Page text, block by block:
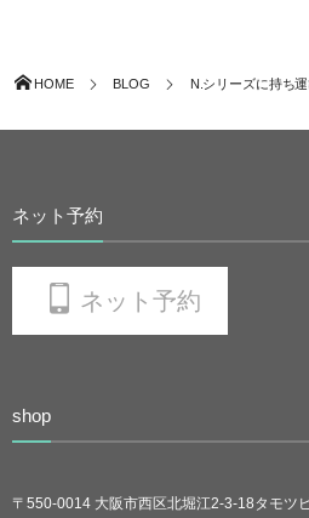
HOME BLOG N.シリーズに持ち
ネット予約
ネット予約
shop
〒550-0014 大阪市西区北堀江2-3-18タモツ